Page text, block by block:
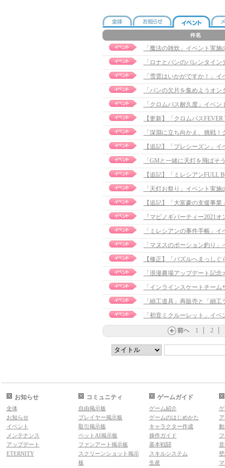
「魔法の雑炊」イベント実
「ロナとパンのバレンタイ
「雪雲はいかがですか！」
「パンの欠片を集めようオ
「クロムバス耐久度」イベ
【更新】「クロムバス
「深淵に立ち向かえ、挑戦
【追記】「プレシーズン」
「GMと一緒に天灯を飛ばそ
【追記】「ミレシアンFULL
「天灯お祭り」イベント実施
【追記】「大富豪の支援事
『マビノギパーティー2021
「ミレシアンの事件手帳」
「マヌスのポーション釣り
【修正】「パズルへまっし
「浪漫農場アップデート記
「インラインスケートチー
「細工道具」再販売と「細
「初音ミクルーレット」イ
前へ 1 2
お知らせ
全体
お知らせ
イベント
メンテナンス
アップデート
ETERNITY
コミュニティ
自由掲示板
プレイヤー掲示板
取引掲示板
ペットAI掲示板
ファンアート掲示板
スクリーンショット掲示
板
ゲームガイド
ゲーム紹介
ゲームのはじめかた
キャラクター作成
操作ガイド
基本戦闘
スキルシステム
生産